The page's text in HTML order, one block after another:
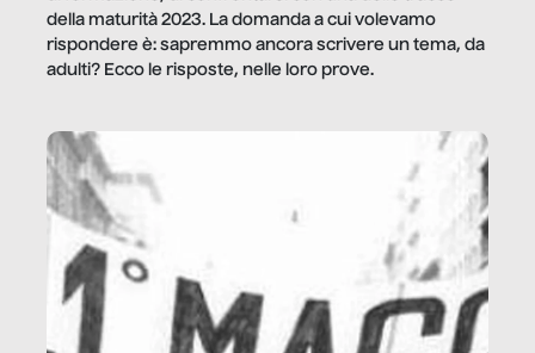
della maturità 2023. La domanda a cui volevamo
rispondere è: sapremmo ancora scrivere un tema, da
adulti? Ecco le risposte, nelle loro prove.